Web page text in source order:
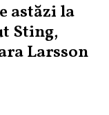
astăzi la
Sting,
Larsson